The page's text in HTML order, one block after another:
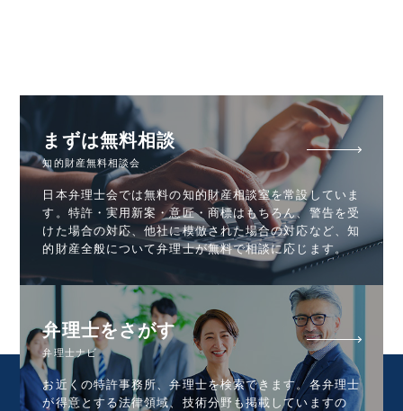
まずは無料相談
知的財産無料相談会
日本弁理士会では無料の知的財産相談室を常設していま
す。特許・実用新案・意匠・商標はもちろん、警告を受
けた場合の対応、他社に模倣された場合の対応など、知
的財産全般について弁理士が無料で相談に応じます。
弁理士をさがす
弁理士ナビ
お近くの特許事務所、弁理士を検索できます。各弁理士
が得意とする法律領域、技術分野も掲載していますの